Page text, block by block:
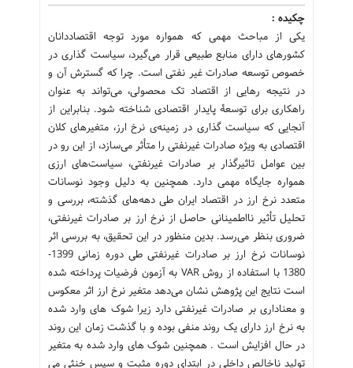
چکیده :
یکی از مباحث مهمی که همواره مورد توجه اقتصاددانان
کشورهای دارای منابع طبیعی قرار می‌گیرد، سیاست گذاری در
خصوص توسعه صادرات غیر نفتی است. چرا که گسترش آن و
در نتیجه رهایی از اقتصاد تک محصولی، می‌تواند به عنوان
راهکاری برای توسعۀ پایدار اقتصادی شناخته شود. بنابراین از
آنجایی که سیاست گذاری در زمینه‌ی نرخ ارز، متغیرهای کلان
اقتصادی به ویژه صادرات غیرنفتی را متأثر می‌سازد، از این رو در
بین عوامل تاثیرگذار بر صادرات غیرنفتی، سیاست‌های ارزی
همواره جایگاه مهمی دارد. همچنین به دلیل وجود نوسانات
متعدد نرخ ارز در اقتصاد ایران طی دهه‌های گذشته، بررسی و
تحلیل تأثیر نااطمینانی حاصل از نرخ ارز بر صادرات غیرنفتی،
ضروری بنظر می‌رسد. بدین منظور در این تحقیق، به بررسی اثر
نوسانات نرخ ارز بر صادرات غیرنفتی طی دوره زمانی 1399-
1380 با استفاده از روش VAR به آزمون فرضیات پرداخته شده
است نتایج این پژوهش نشان می‌دهد متغیر نرخ ارز اثر معکوس
و معناداری بر صادرات غیرنفتی دارد زیرا شوک های وارد شده
به نرخ ارز دارای یک روند منفی بوده و با گذشت زمان این روند
در حال افزایش است . همچنین شوک های وارد شده به متغیر
تولید ناخالص داخلی در ابتدای دوره مثبت و سپس خنثی می